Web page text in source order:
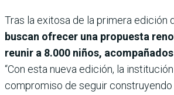
Tras la exitosa de la primera edición
buscan ofrecer una propuesta
reunir a 8.000 niños,
“Con esta nueva edición, la
compromiso de seguir